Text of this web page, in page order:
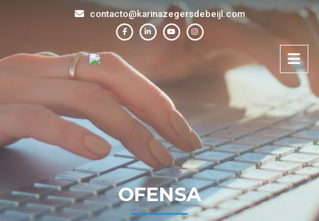
contacto@karinazegersdebeijl.com
OFENSA